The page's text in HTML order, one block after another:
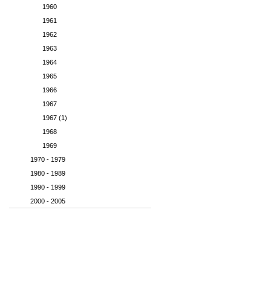
1960
1961
1962
1963
1964
1965
1966
1967
1967 (1)
1968
1969
1970 - 1979
1980 - 1989
1990 - 1999
2000 - 2005